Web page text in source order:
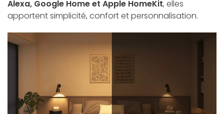
Alexa, Google Home et Apple HomeKit, elles
apportent simplicité, confort et personnalisation.